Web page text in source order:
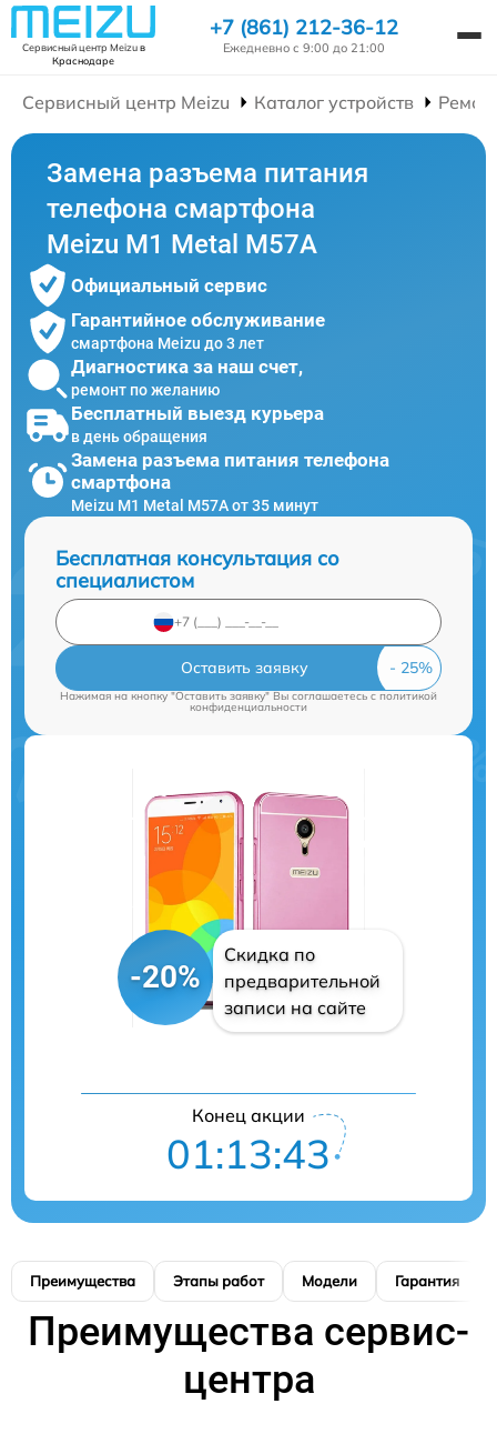
Сервисный центр Meizuв
Краснодаре
+7 (861) 212-36-12
Ежедневно с 9:00 до 21:00
Сервисный центр Meizu Каталог устройств
Замена разъема питания
телефона смартфона
Meizu M1 Metal M57A
Официальный сервис
Гарантийное обслуживание
смартфона Meizu до 3 лет
Диагностика за наш счет,
ремонт по желанию
Бесплатный выезд курьера
в день обращения
Замена разъема питания телефона
смартфона
Meizu M1 Metal M57A от 35 минут
Бесплатная консультация со
специалистом
Оставить заявку
Нажимая на кнопку "Оставить заявку" Вы соглашаетесь cполитикой
конфиденциальности
-20%
Скидка по
предварительной
записи на сайте
Конец акции
01:13:42
Преимущества Этапы работ Модели Гарантия
Преимущества сервис-
центра